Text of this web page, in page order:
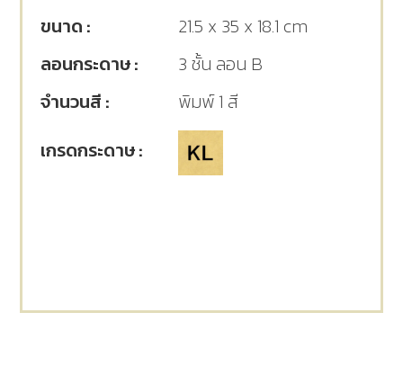
ขนาด :
21.5 x 35 x 18.1 cm
ลอนกระดาษ :
3 ชั้น ลอน B
จำนวนสี :
พิมพ์ 1 สี
เกรดกระดาษ :